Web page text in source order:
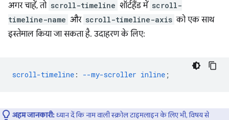
अगर चाहें, तो scroll-timeline शॉर्टहैंड में scroll-
timeline-name और scroll-timeline-axis को एक साथ
इस्तेमाल किया जा सकता है. उदाहरण के लिए:
scroll-timeline : --my-scroller inline ;
अहम जानकारी:ध्यान दें कि नाम वाली स्क्रोल टाइमलाइन के लिए भी, विषय से